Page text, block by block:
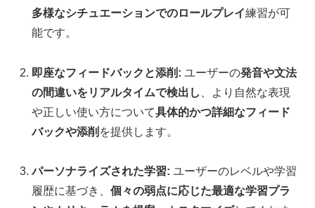
多様なシチュエーションでのロールプレイ練習が可
能です。
即座なフィードバックと添削: ユーザーの発音や文法
の間違いをリアルタイムで検出し
、より自然な表現
や正しい使い方について具体的かつ詳細なフィード
バックや添削 を提供します。
パーソナライズされた学習: ユーザーのレベルや学習
履歴に基づき、個々の弱点に応じた最適な学習プラ